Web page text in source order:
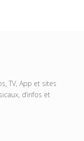
TV, App et sites
d’infos et